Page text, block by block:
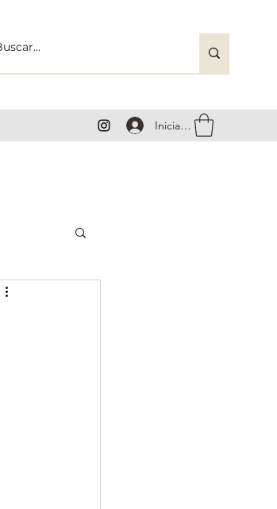
Iniciar sesión